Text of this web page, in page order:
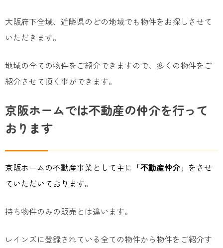
大阪府下全域、近隣県のどの地域でも物件をお探しさせて
いただきます。
地域の全ての物件をご紹介できますので、多くの物件をご
紹介させて頂く事ができます。
京阪ホームでは不動産の仲介を行って
おります
京阪ホームの不動産事業として主に 「不動産仲介」 をさせ
ていただいております。
持ち物件のみの販売とは違います。
レインズに登録されている全ての物件から物件をご紹介す